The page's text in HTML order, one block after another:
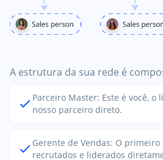
A estrutura da sua rede é
Parceiro Master: Este é você, o
nosso parceiro direto.
Gerente de Vendas: O
recrutados e liderados